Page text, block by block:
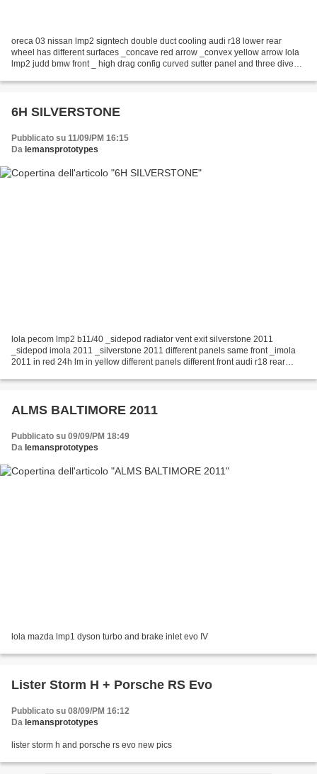
oreca 03 nissan lmp2 signtech double duct cooling audi r18 lower rear
wheel has different surfaces _concave red arrow _convex yellow arrow lola
lmp2 judd bmw front _ high drag config curved sutter panel and three dive
6H SILVERSTONE
Pubblicato su 11/09/PM 16:15
Da lemansprototypes
lola pecom lmp2 b11/40 _sidepod radiator vent exit silverstone 2011
_sidepod imola 2011 _silverstone 2011 different panels same front _imola
2011 in red 24h lm in yellow different panels different front audi r18 rear
ALMS BALTIMORE 2011
Pubblicato su 09/09/PM 18:49
Da lemansprototypes
lola mazda lmp1 dyson turbo and brake inlet evo IV
Lister Storm H + Porsche RS Evo
Pubblicato su 08/09/PM 16:12
Da lemansprototypes
lister storm h and porsche rs evo new pics